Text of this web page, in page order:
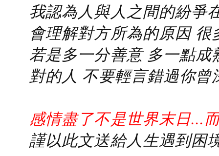
我認為人與人之間的紛爭
會理解對方所為的原因
若是多一分善意 多一點
對的人 不要輕言錯過你曾
感情盡了不是世界末日...
謹以此文送給人生遇到困